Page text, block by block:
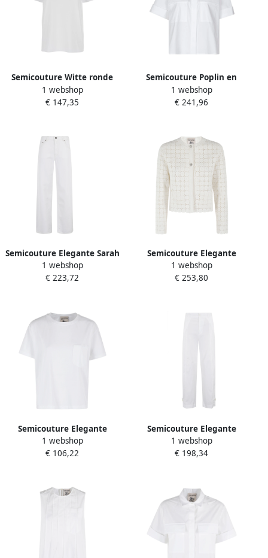
Semicouture Witte ronde
hals T-shirt met metalen
decoraties White Dames
1 webshop
€ 147,35
Semicouture Poplin en
organza overhemd White
Dames
1 webshop
€ 241,96
Semicouture Elegante Sarah
Jurk White Dames
1 webshop
€ 223,72
Semicouture Elegante
Cassandra Jurk White
Dames
1 webshop
€ 253,80
Semicouture Elegante
Marina Jurk voor Vrouwen
White Dames
1 webshop
€ 106,22
Semicouture Elegante
Bloemenjurk voor Vrouwen
White Dames
1 webshop
€ 198,34